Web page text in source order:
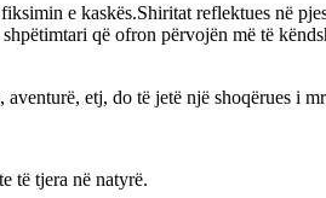
e kaskës.Shiritat reflektues në
që ofron përvojën më të
etj, do të jetë një shoqërues i
të tjera në natyrë.